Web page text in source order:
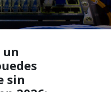
un
sin